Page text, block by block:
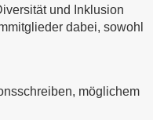
und Inklusion
dabei, sowohl
möglichem